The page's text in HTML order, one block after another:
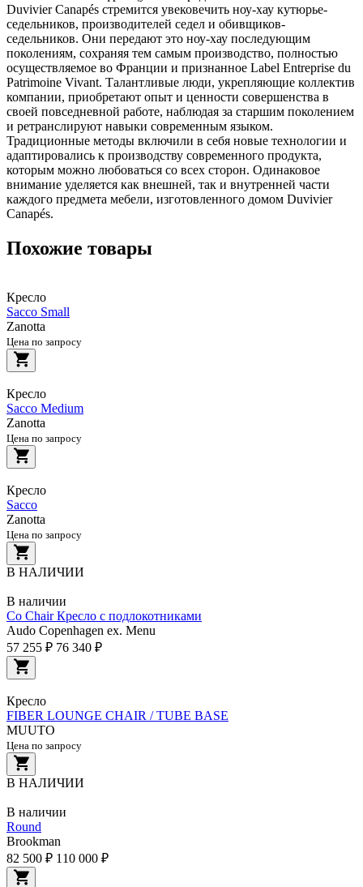
Duvivier Canapés стремится увековечить ноу-хау кутюрье-
седельников, производителей седел и обивщиков-
седельников. Они передают это ноу-хау последующим
поколениям, сохраняя тем самым производство, полностью
осуществляемое во Франции и признанное Label Entreprise du
Patrimoine Vivant. Талантливые люди, укрепляющие коллектив
компании, приобретают опыт и ценности совершенства в
своей повседневной работе, наблюдая за старшим поколением
и ретранслируют навыки современным языком.
Традиционные методы включили в себя новые технологии и
адаптировались к производству современного продукта,
которым можно любоваться со всех сторон. Одинаковое
внимание уделяется как внешней, так и внутренней части
каждого предмета мебели, изготовленного домом Duvivier
Canapés.
Похожие товары
Кресло
Sacco Small
Zanotta
Цена по запросу
Кресло
Sacco Medium
Zanotta
Цена по запросу
Кресло
Sacco
Zanotta
Цена по запросу
В НАЛИЧИИ
В наличии
Co Chair Кресло с подлокотниками
Audo Copenhagen ex. Menu
57 255 ₽ 76 340 ₽
Кресло
FIBER LOUNGE CHAIR / TUBE BASE
MUUTO
Цена по запросу
В НАЛИЧИИ
В наличии
Round
Brookman
82 500 ₽ 110 000 ₽